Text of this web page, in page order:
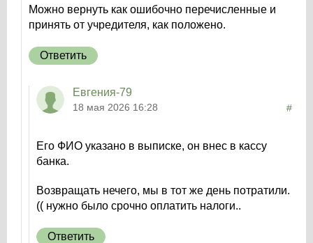
Можно вернуть как ошибочно перечисленные и
принять от учредителя, как положено.
Ответить
Евгения-79
18 мая 2026 16:28 #
Его ФИО указано в выписке, он внес в кассу
банка.
Возвращать нечего, мы в тот же день потратили.
(( нужно было срочно оплатить налоги..
Ответить